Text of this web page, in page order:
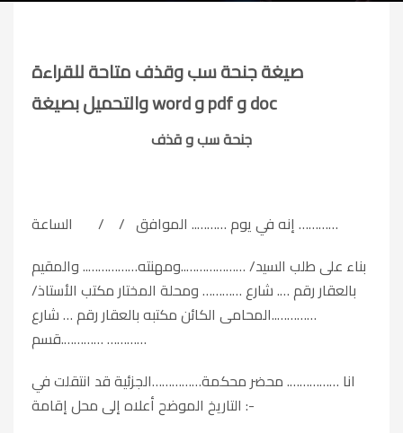
صيغة جنحة سب وقذف متاحة للقراءة
والتحميل بصيغة word و pdf و doc
جنحة سب و قذف
إنه في يوم ……….. الموافق / / الساعة …………
بناء على طلب السيد/ ………………..ومهنته…………….. والمقيم
بالعقار رقم …. شارع ………… ومحلة المختار مكتب الأستاذ/
…………..المحامى الكائن مكتبه بالعقار رقم … شارع
………….قسم …………
انا ……………. محضر محكمة……………الجزئية قد انتقلت في
التاريخ الموضح أعلاه إلى محل إقامة :-